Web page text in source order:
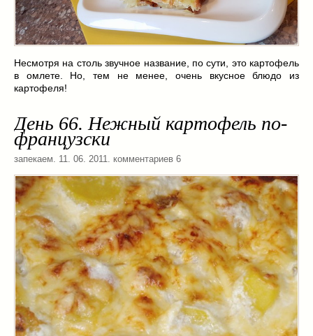
Несмотря на столь звучное название, по сути, это картофель
в омлете. Но, тем не менее, очень вкусное блюдо из
картофеля!
День 66. Нежный картофель по-
французски
запекаем . 11. 06. 2011. комментариев 6